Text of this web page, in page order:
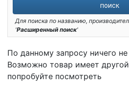
поиск
Для поиска по названию,
'Расширенный поиск'
По данному запросу ничего
Возможно товар имеет
попробуйте посмотреть